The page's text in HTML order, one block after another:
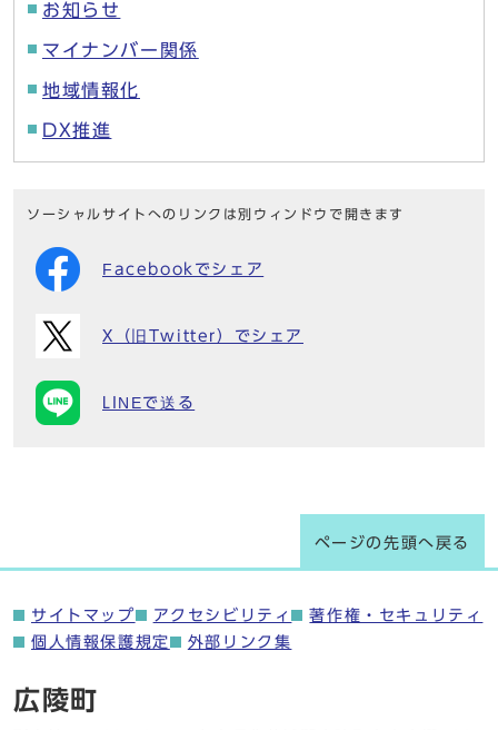
お知らせ
マイナンバー関係
地域情報化
DX推進
ソーシャルサイトへのリンクは別ウィンドウで開きます
Facebookでシェア
X（旧Twitter）でシェア
LINEで送る
ページの先頭へ戻る
サイトマップ アクセシビリティ
著作権・セキュリティ
個人情報保護規定
外部リンク集
広陵町